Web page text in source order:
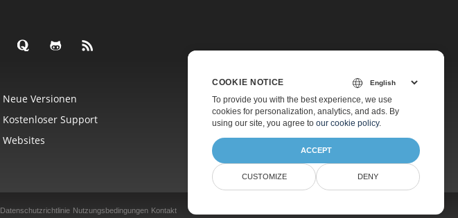
Neue Versionen
Preise
Kostenloser Support
Kostenpflichtiger Support
Websites Über Uns
Datenschutzrichtlinie Nutzungsbedingungen Kontakt
COOKIE NOTICE
To provide you with the best experience, we use
cookies for personalization, analytics, and ads. By
using our site, you agree to our cookie policy.
ACCEPT
CUSTOMIZE DENY